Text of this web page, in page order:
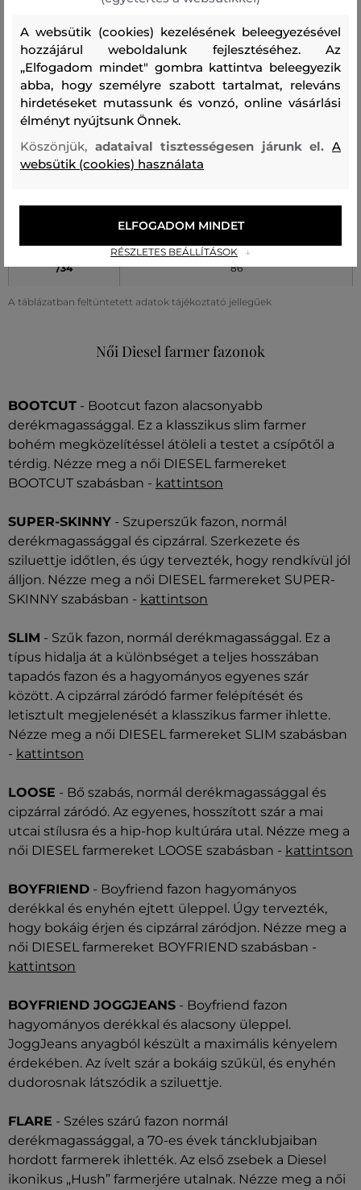
A táblázatban feltüntetett adatok tájékoztató jellegűek
Farmer hossza (numerikus méret)
A táblázatban feltüntetett adatok tájékoztató jellegűek
MÉRET
/28
81
/34 86
Női Diesel farmer fazonok
BOOTCUT - Bootcut fazon alacsonyabb
derékmagassággal. Ez a klasszikus slim farmer
bohém megközelítéssel átöleli a testet a csípőtől a
térdig. Nézze meg a női DIESEL farmereket
BOOTCUT szabásban - kattintson
SUPER-SKINNY - Szuperszűk fazon, normál
derékmagassággal és cipzárral. Szerkezete és
sziluettje időtlen, és úgy tervezték, hogy rendkívül jól
álljon. Nézze meg a női DIESEL farmereket SUPER-
SKINNY szabásban - kattintson
SLIM - Szűk fazon, normál derékmagassággal. Ez a
típus hidalja át a különbséget a teljes hosszában
tapadós fazon és a hagyományos egyenes szár
között. A cipzárral záródó farmer felépítését és
letisztult megjelenését a klasszikus farmer ihlette.
Nézze meg a női DIESEL farmereket SLIM szabásban
- kattintson
LOOSE - Bő szabás, normál derékmagassággal és
cipzárral záródó. Az egyenes, hosszított szár a mai
utcai stílusra és a hip-hop kultúrára utal. Nézze meg a
női DIESEL farmereket LOOSE szabásban - kattintson
BOYFRIEND - Boyfriend fazon hagyományos
derékkal és enyhén ejtett üleppel. Úgy tervezték,
hogy bokáig érjen és cipzárral záródjon. Nézze meg a
női DIESEL farmereket BOYFRIEND szabásban -
kattintson
BOYFRIEND JOGGJEANS - Boyfriend fazon
hagyományos derékkal és alacsony üleppel.
JoggJeans anyagból készült a maximális kényelem
érdekében. Az ívelt szár a bokáig szűkül, és enyhén
dudorosnak látszódik a sziluettje.
FLARE - Széles szárú fazon normál
derékmagassággal, a 70-es évek táncklubjaiban
hordott farmerek ihlették. Az első zsebek a Diesel
ikonikus „Hush” farmerjére utalnak. Nézze meg a női
A websütik (cookies) kezelésének beleegyezésével
hozzájárul weboldalunk fejlesztéséhez. Az
„Elfogadom mindet" gombra kattintva beleegyezik
abba, hogy személyre szabott tartalmat, releváns
hirdetéseket mutassunk és vonzó, online vásárlási
élményt nyújtsunk Önnek.
Köszönjük, adataival tisztességesen járunk el.A
websütik (cookies) használata
RÉSZLETES BEÁLLÍTÁSOK
ELFOGADOM MINDET